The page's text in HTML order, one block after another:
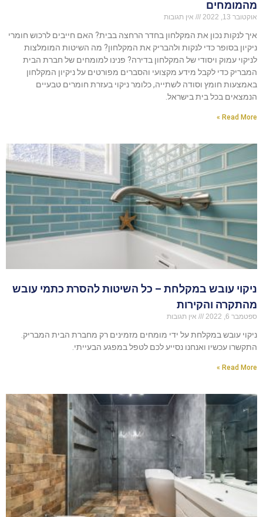
מהמומחים
אוקטובר 13, 2022 אין תגובות
איך לנקות נכון את המקלחון בחדר הרחצה בבית? האם חייבים לרכוש חומרי
ניקיון בסופר כדי לנקות ולהבריק את המקלחון? מה השיטות המומלצות
לניקוי עמוק ויסודי של המקלחון בדירה? פנינו למומחים של חברת הבית
המבריק כדי לקבל מידע מקצועי והסברים מפורטים על ניקיון המקלחון
באמצעות חומץ וסודה לשתייה, כלומר ניקוי בעזרת חומרים טבעיים
הנמצאים בכל בית בישראל.
Read More »
ניקוי עובש במקלחת – כל השיטות להסרת כתמי עובש
מהתקרה והקירות
ספטמבר 6, 2022 אין תגובות
ניקוי עובש במקלחת על ידי מומחים מזמינים רק מחברת הבית המבריק.
התקשרו עכשיו ואנחנו נסייע לכם לטפל במפגע הבעייתי.
Read More »